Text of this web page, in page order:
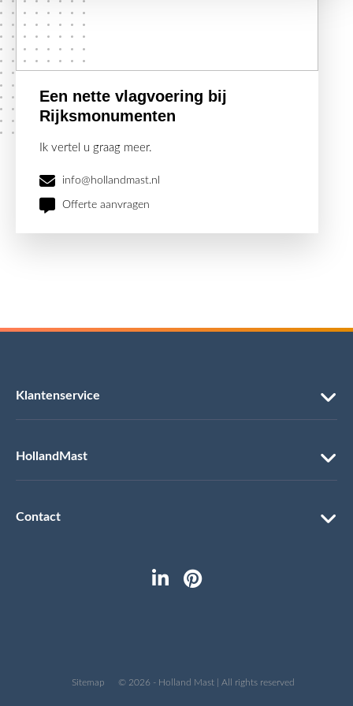
Een nette vlagvoering bij
Rijksmonumenten
Ik vertel u graag meer.
info@hollandmast.nl
Offerte aanvragen
Klantenservice
HollandMast
Contact
Sitemap © 2026 - Holland Mast | All rights reserved